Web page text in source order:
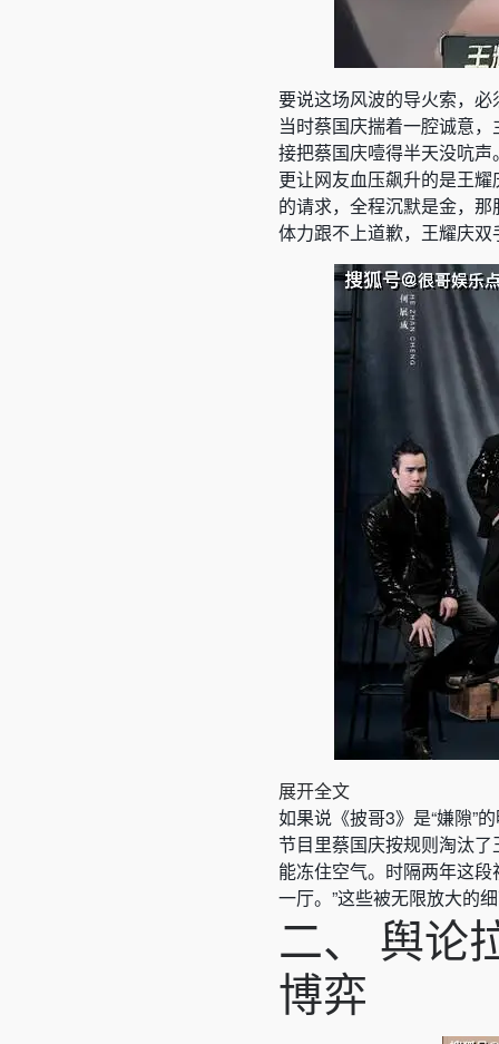
要说这场风波的导火索，
当时蔡国庆揣着一腔诚意
接把蔡国庆噎得半天没吭
更让网友血压飙升的是王
的请求，全程沉默是金，
体力跟不上道歉，王耀庆双
展开全文
如果说《披哥3》是“嫌隙”
节目里蔡国庆按规则淘汰
能冻住空气。时隔两年这
一厅。”这些被无限放大的
二、 舆论
博弈